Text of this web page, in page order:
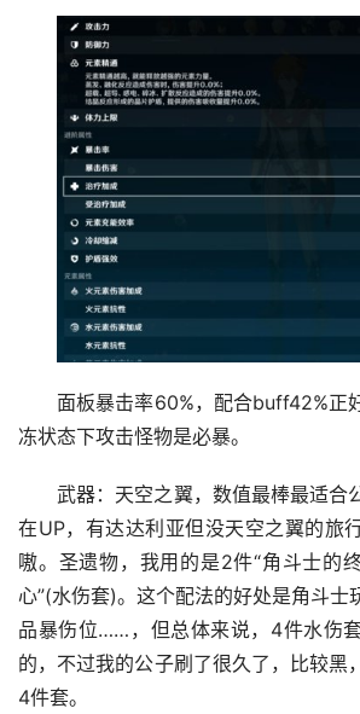
面板暴击率60%，配合buff42%正
冻状态下攻击怪物是必暴。
武器：天空之翼，数值最棒最适合
在UP，有达达利亚但没天空之翼的旅
嗷。圣遗物，我用的是2件“角斗士的
心”(水伤套)。这个配法的好处是角斗士
品暴伤位……，但总体来说，4件水伤
的，不过我的公子刷了很久了，比较黑
4件套。